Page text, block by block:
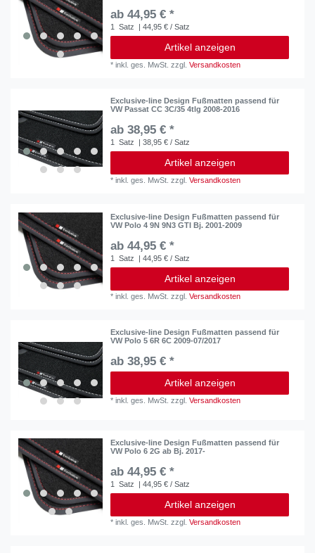
ab 44,95 € *
1 Satz | 44,95 € / Satz
Artikel anzeigen
*inkl. ges. MwSt. zzgl.Versandkosten
Exclusive-line Design Fußmatten passend für
VW Passat CC 3C/35 4tlg 2008-2016
ab 38,95 € *
1 Satz | 38,95 € / Satz
Artikel anzeigen
*inkl. ges. MwSt. zzgl.Versandkosten
Exclusive-line Design Fußmatten passend für
VW Polo 4 9N 9N3 GTI Bj. 2001-2009
ab 44,95 € *
1 Satz | 44,95 € / Satz
Artikel anzeigen
*inkl. ges. MwSt. zzgl.Versandkosten
Exclusive-line Design Fußmatten passend für
VW Polo 5 6R 6C 2009-07/2017
ab 38,95 € *
Artikel anzeigen
*inkl. ges. MwSt. zzgl.Versandkosten
Exclusive-line Design Fußmatten passend für
VW Polo 6 2G ab Bj. 2017-
ab 44,95 € *
1 Satz | 44,95 € / Satz
Artikel anzeigen
*inkl. ges. MwSt. zzgl.Versandkosten